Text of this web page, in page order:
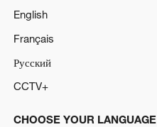
English
Français
Русский
CCTV+
CHOOSE YOUR LANGUAGE